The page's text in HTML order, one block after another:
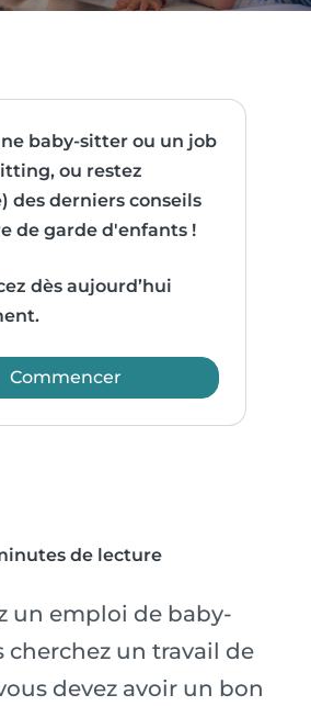
baby-sitter ou un job
ou restez
des derniers conseils
de garde d'enfants !
dès aujourd’hui
Commencer
de lecture
un emploi de baby-
cherchez un travail de
devez avoir un bon